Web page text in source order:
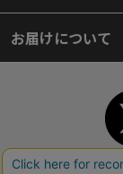
お届けについて